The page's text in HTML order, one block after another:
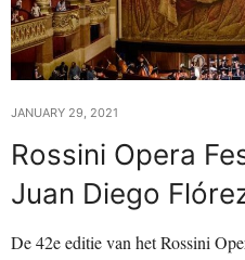
JANUARY 29, 2021
Rossini Opera
Juan Diego
De 42e editie van het Rossini